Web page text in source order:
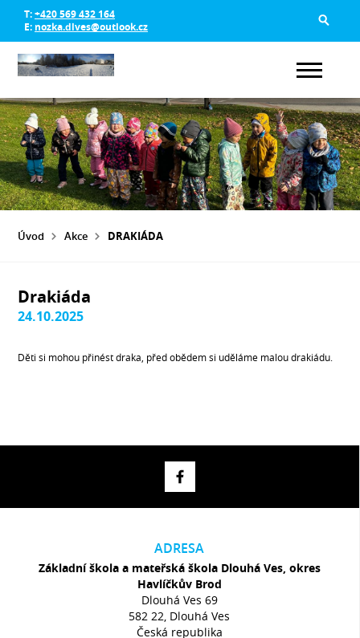
T:+420 569 432 164
E: nozka.dlves@outlook.cz
Úvod Akce DRAKIÁDA
Drakiáda
24.10.2025
Děti si mohou přinést draka, před obědem si uděláme malou drakiádu.
ADRESA
Základní škola a mateřská škola Dlouhá Ves, okres
Havlíčkův Brod
Dlouhá Ves 69
582 22, Dlouhá Ves
Česká republika